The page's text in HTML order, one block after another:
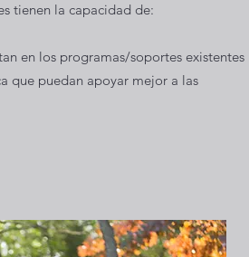
tienen la capacidad de:
en los programas/soportes existentes
que puedan apoyar mejor a las